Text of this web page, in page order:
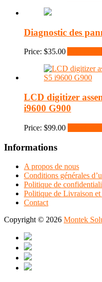
Diagnostic des
Price: $35.00
LCD digitizer
i9600 G900
Price: $99.00
Informations
A propos de nous
Conditions générales
Politique de
Politique de Livraison et
Contact
Copyright © 2026 Montek